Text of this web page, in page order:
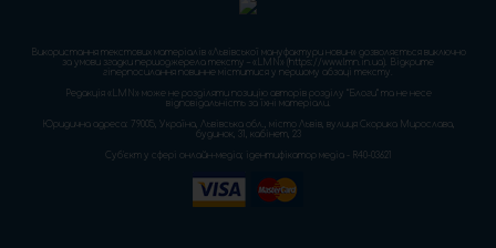
Використання текстових матеріалів «Львівської мануфактури новин» дозволяється виключно
за умови згадки першоджерела тексту – «LMN» (https://www.lmn.in.ua). Відкрите
гіперпосилання повинне міститися у першому абзаці тексту.
Редакція «LMN» може не розділяти позицію авторів розділу “Блоги” та не несе
відповідальність за їхні матеріали.
Юридична адреса: 79005, Україна, Львівська обл., місто Львів, вулиця Скорика Мирослава,
будинок, 31, кабінет, 23
Cуб'єкт у сфері онлайн-медіа; ідентифікатор медіа - R40-03621